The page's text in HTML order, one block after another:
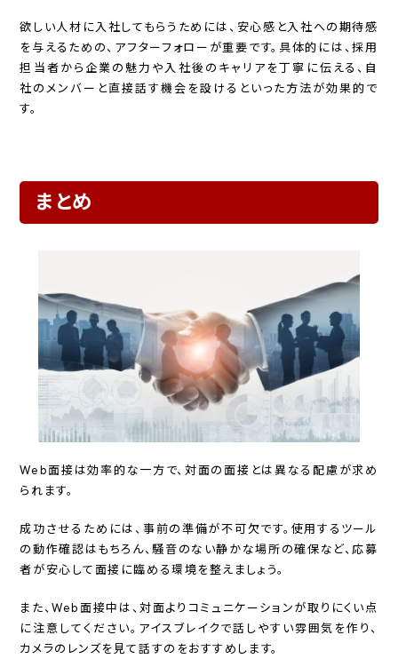
欲しい人材に入社してもらうためには、安心感と入社への期待感
を与えるための、アフターフォローが重要です。具体的には、採用
担当者から企業の魅力や入社後のキャリアを丁寧に伝える、自
社のメンバーと直接話す機会を設けるといった方法が効果的で
す。
まとめ
Web面接は効率的な一方で、対面の面接とは異なる配慮が求め
られます。
成功させるためには、事前の準備が不可欠です。使用するツール
の動作確認はもちろん、騒音のない静かな場所の確保など、応募
者が安心して面接に臨める環境を整えましょう。
また、Web面接中は、対面よりコミュニケーションが取りにくい点
に注意してください。アイスブレイクで話しやすい雰囲気を作り、
カメラのレンズを見て話すのをおすすめします。